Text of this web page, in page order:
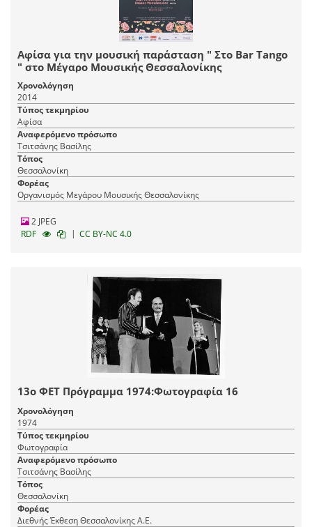
Αφίσα για την μουσική παράσταση " Στο Bar Tango
" στο Μέγαρο Μουσικής Θεσσαλονίκης
Χρονολόγηση
2014
Τύπος τεκμηρίου
Αφίσα
Αναφερόμενο πρόσωπο
Τσιτσάνης Βασίλης
Τόπος
Θεσσαλονίκη
Φορέας
Οργανισμός Μεγάρου Μουσικής Θεσσαλονίκης
2 JPEG
RDF
| CC BY-NC 4.0
13ο ΦΕΤ Πρόγραμμα 1974:Φωτογραφία 16
Χρονολόγηση
1974
Τύπος τεκμηρίου
Φωτογραφία
Αναφερόμενο πρόσωπο
Τσιτσάνης Βασίλης
Τόπος
Θεσσαλονίκη
Φορέας
Διεθνής Έκθεση Θεσσαλονίκης Α.Ε.